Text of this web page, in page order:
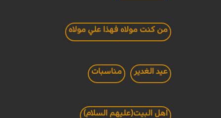
من كنت مولاه فهذا علي مولاه
عيد الغدير مناسبات
اهل البيت(عليهم السلام)